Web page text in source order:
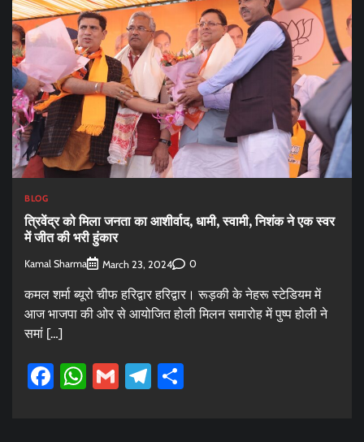
BLOG
त्रिवेंद्र को मिला जनता का आशीर्वाद, धामी, स्वामी, निशंक ने एक स्वर
में जीत की भरी हुंकार
Kamal Sharma March 23, 2024 0
कमल शर्मा ब्यूरो चीफ हरिद्वार हरिद्वार। रूड़की के नेहरू स्टेडियम में
आज भाजपा की ओर से आयोजित होली मिलन समारोह में पुष्प होली ने
समां […]
Facebook
WhatsApp
GmailTelegram